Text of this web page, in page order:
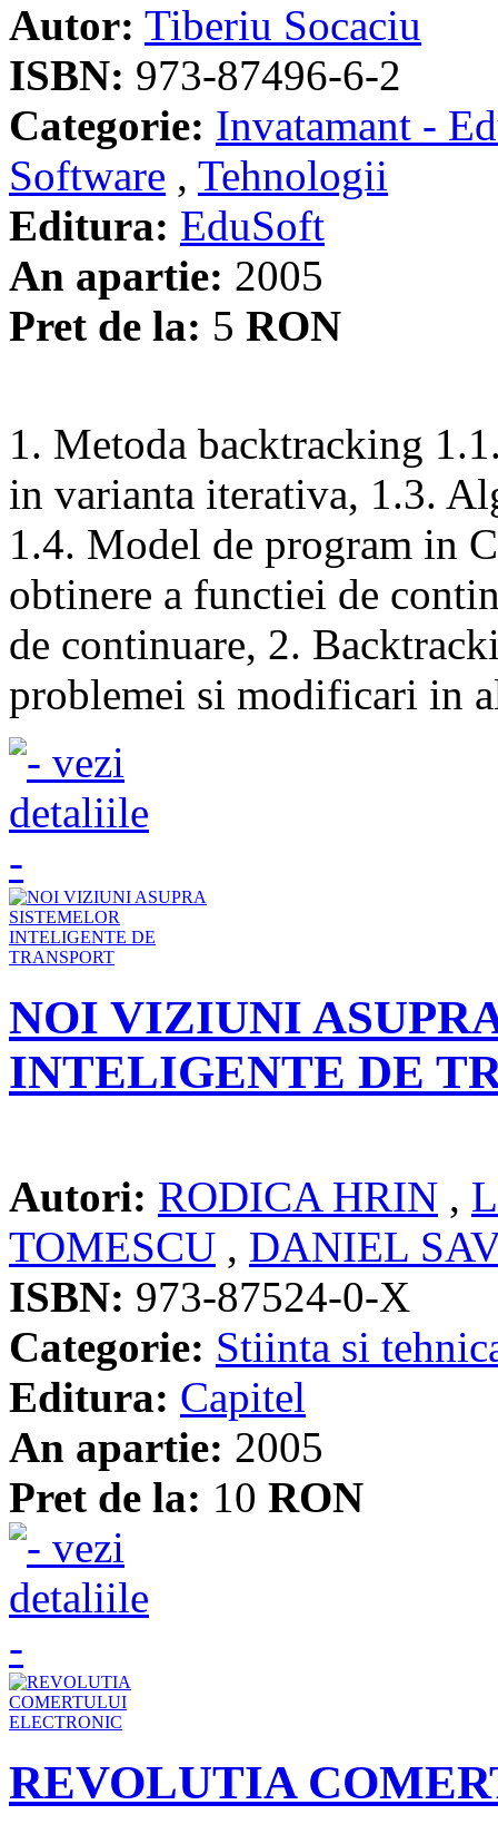
Autor: Tiberiu Socaciu
ISBN: 973-87496-6-2
Categorie: Invatamant -
Software , Tehnologii
Editura: EduSoft
An apartie: 2005
Pret de la: 5 RON
1. Metoda backtracking
in varianta iterativa, 1.3.
1.4. Model de program in
obtinere a functiei de
de continuare, 2.
problemei si modificari in
NOI VIZIUNI
INTELIGENTE DE
Autori: RODICA HRIN ,
TOMESCU , DANIEL
ISBN: 973-87524-0-X
Categorie: Stiinta si
Editura: Capitel
An apartie: 2005
Pret de la: 10 RON
REVOLUTIA